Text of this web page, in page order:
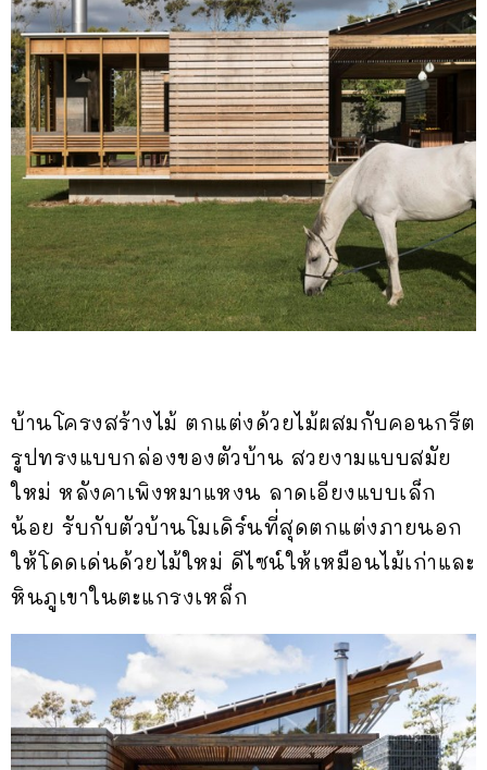
บ้านโครงสร้างไม้ ตกแต่งด้วยไม้ผสมกับคอนกรีต
รูปทรงแบบกล่องของตัวบ้าน สวยงามแบบสมัย
ใหม่ หลังคาเพิงหมาแหงน ลาดเอียงแบบเล็ก
น้อย รับกับตัวบ้านโมเดิร์นที่สุดตกแต่งภายนอก
ให้โดดเด่นด้วยไม้ใหม่ ดีไซน์ให้เหมือนไม้เก่าและ
หินภูเขาในตะแกรงเหล็ก